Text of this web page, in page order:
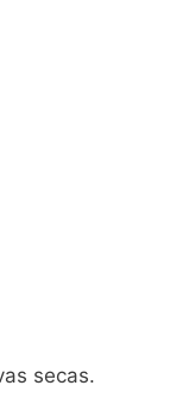
secas.